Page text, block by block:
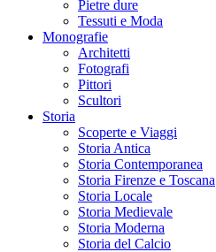
Pietre dure
Tessuti e Moda
Monografie
Architetti
Fotografi
Pittori
Scultori
Storia
Scoperte e Viaggi
Storia Antica
Storia Contemporanea
Storia Firenze e Toscana
Storia Locale
Storia Medievale
Storia Moderna
Storia del Calcio